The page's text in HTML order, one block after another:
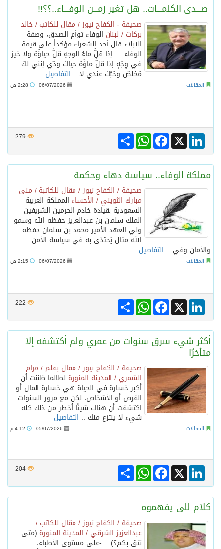
صـــدى الكلمـــات.. هل تغير زمـــن الوفـــاء..؟؟!!
صحيفة - الكفاح نيوز / مقال للكاتب / خالد
بركات / لبنان الوفاء توأم الصدق، وصفة
النبلاء قال أحد الشعراء مؤكداً على قيمة
الوفاء : إذا قلَّ ماءُ الوجهِ قلَّ حياؤُهُ ولا خيرَ
في وِجْهٍ إذا قلَّ ماؤُهُ حياكَ ودّي إنني لكَ
مُخلصٌ وحُبّكَ عندي لا .. التفاصيل
المقالات 06/07/2026
279 Share
WhatsAppFacebook X
LinkedIn
مملكة الوفاء.. سياسة دهاء وحكمة
صحيفة / الكفاح نيوز / مقال للكاتبة / منى
مبارك الثويني / الأحساء المملكة العربية
السعودية بقيادة خادم الحرمين الشريفين
الملك سلمان بن عبدالعزيز حفظه الله وسمو
ولي العهد الأمير محمد بن سلمان حفظه
الله مثال يُحتذى به في سياسة الأمن
والأمان وفي .. التفاصيل
المقالات 06/07/2026
222 Share
WhatsAppFacebook X
LinkedIn
أكثر شيء سرق سنوات من عمري ولم أكتشفه إلا
متأخرًا
صحيفة / الكفاح نيوز / مقال بقلم / مرام
الشمري / المدينة المنورة لطالما ظننت أن
أكبر خسارة في الحياة هي خسارة المال أو
الفرص أو الأشخاص، لكن مع مرور السنوات
اكتشفت أن هناك شيئًا أخطر من ذلك كله.
شيء لا ينتزع منك .. التفاصيل
المقالات 05/07/2026
204 Share
WhatsAppFacebook X
LinkedIn
كلام للى يفهموه
صحيفة / الكفاح نيوز / مقال للكاتب /
عبدالعزيز الشرقي / المدينة المنورة (متى
نثق بكم؟). -على مستوى الأطباء،